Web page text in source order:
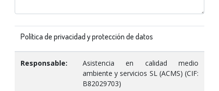
Política de privacidad y protección de datos
Responsable:
Asistencia en calidad medio
ambiente y servicios SL (ACMS) (CIF:
B82029703)